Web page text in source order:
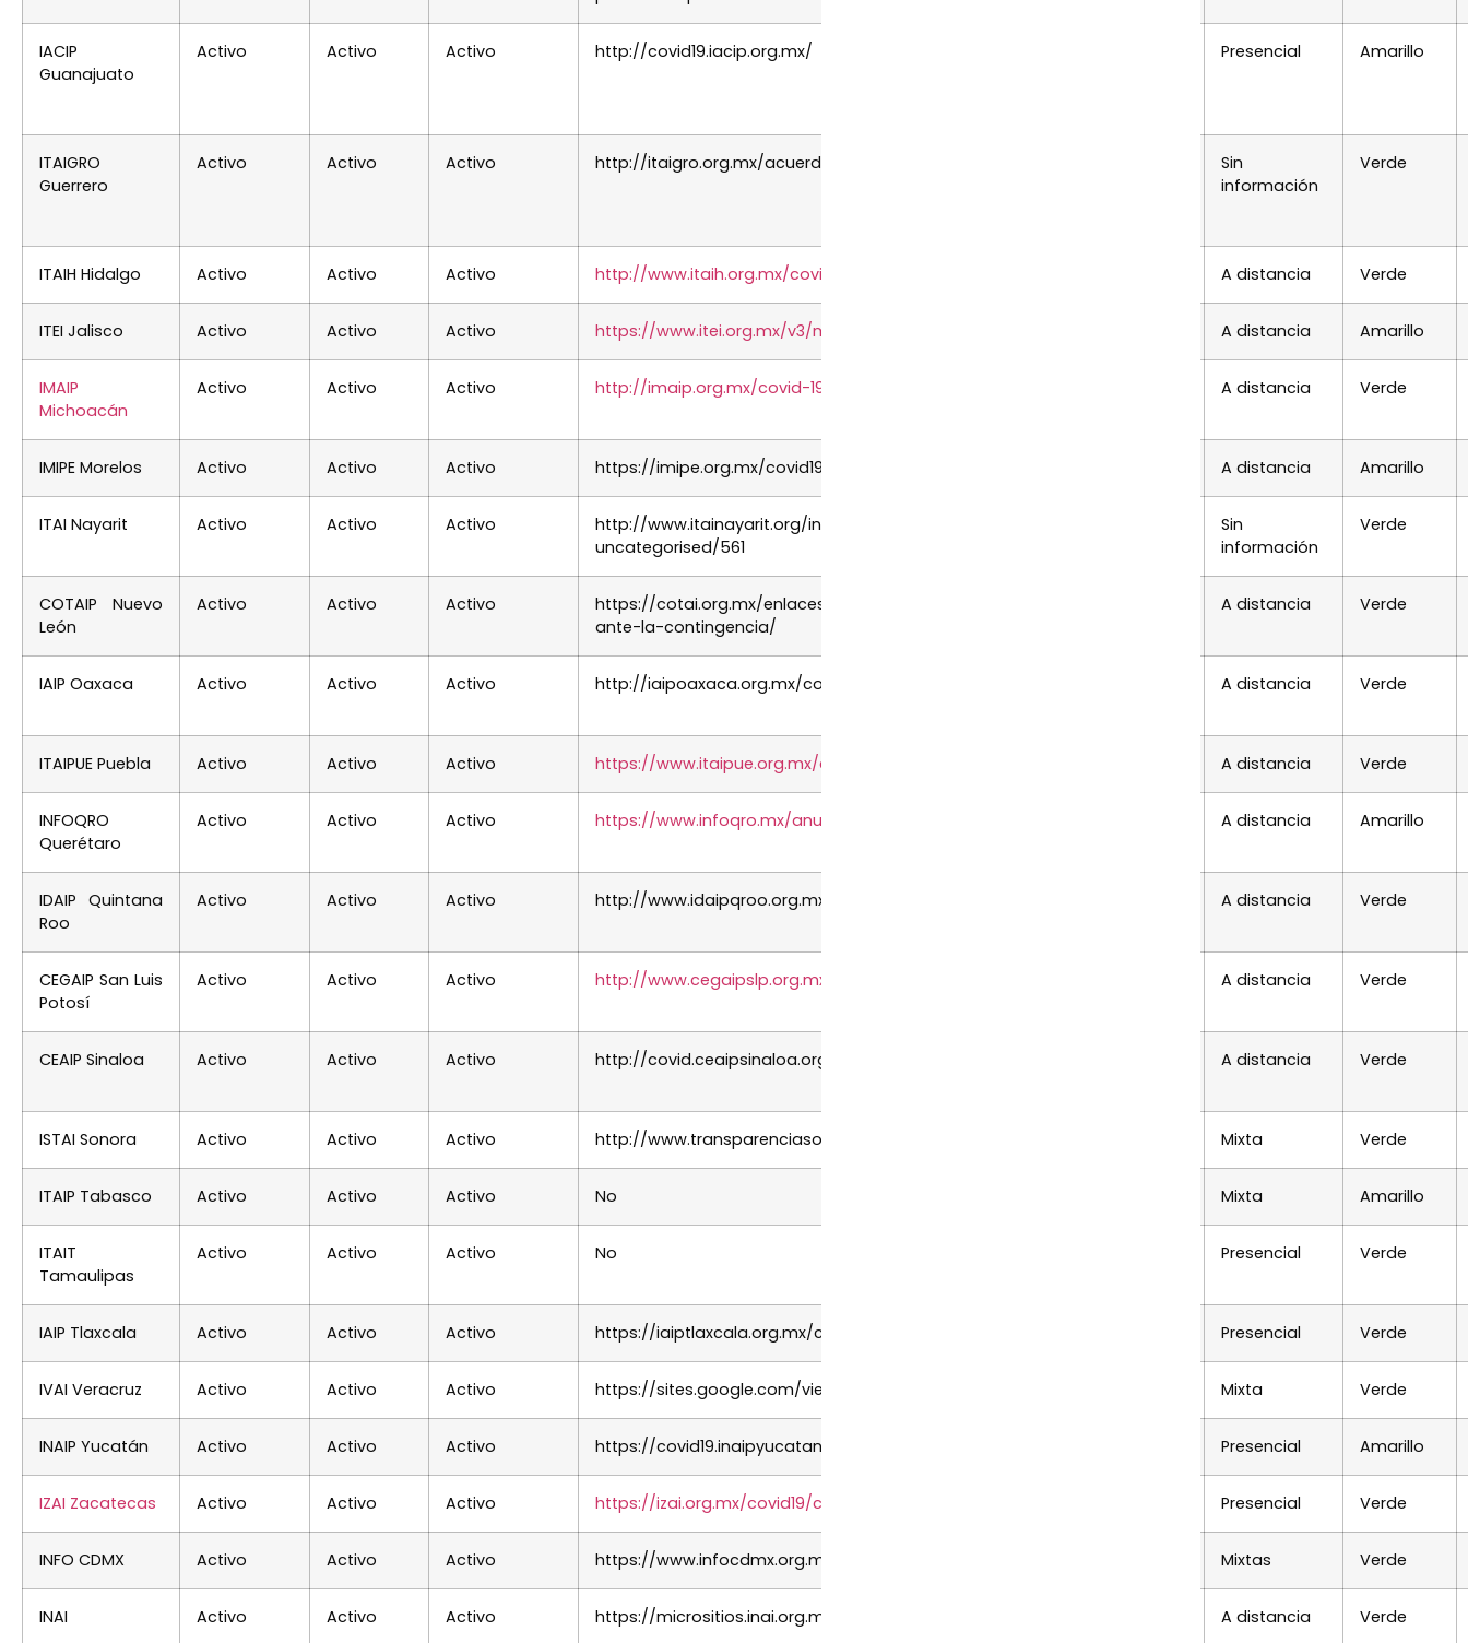
IACIP
Guanajuato
Activo Activo Activo http://covid19.iacip.org.mx/ Presencial Amarillo
ITAIGRO
Guerrero
Activo Activo Activo http://itaigro.org.mx/acuerdos-y-recomendaciones-covid-19/
Sin
información
Verde
ITAIH Hidalgo Activo Activo Activo http://www.itaih.org.mx/covid/index.html A distancia Verde
ITEI Jalisco Activo Activo Activo https://www.itei.org.mx/v3/micrositios/covid19/ A distancia Amarillo
IMAIP
Michoacán
Activo Activo Activo http://imaip.org.mx/covid-19/ A distancia Verde
IMIPE Morelos Activo Activo Activo https://imipe.org.mx/covid19 A distancia Amarillo
ITAI Nayarit Activo Activo Activo
http://www.itainayarit.org/index.php/component/content/article/2-
uncategorised/561
Sin
información
Verde
COTAIP Nuevo
León
Activo Activo Activo
https://cotai.org.mx/enlaces-institucionales-de-interes/transparencia-
ante-la-contingencia/
A distancia Verde
IAIP Oaxaca Activo Activo Activo http://iaipoaxaca.org.mx/covid19/ A distancia Verde
ITAIPUE Puebla Activo Activo Activo https://www.itaipue.org.mx/covid/ A distancia Verde
INFOQRO
Querétaro
Activo Activo Activo https://www.infoqro.mx/anuncios/index.html A distancia Amarillo
IDAIP Quintana
Roo
Activo Activo Activo http://www.idaipqroo.org.mx/covid19/ A distancia Verde
CEGAIP San Luis
Potosí
Activo Activo Activo http://www.cegaipslp.org.mx/FrontCEGAIP.nsf/Banner6?OpenPage A distancia Verde
CEAIP Sinaloa Activo Activo Activo http://covid.ceaipsinaloa.org.mx/ A distancia Verde
ISTAI Sonora Activo Activo Activo http://www.transparenciasonora.org/paginas/Servicios/contingencia.php Mixta Verde
ITAIP Tabasco Activo Activo Activo No Mixta Amarillo
ITAIT
Tamaulipas
Activo Activo Activo No Presencial Verde
IAIP Tlaxcala Activo Activo Activo https://iaiptlaxcala.org.mx/covid-19/ Presencial Verde
IVAI Veracruz Activo Activo Activo https://sites.google.com/view/ivai-covid19/inicio Mixta Verde
INAIP Yucatán Activo Activo Activo https://covid19.inaipyucatan.org.mx/ Presencial Amarillo
IZAI Zacatecas Activo Activo Activo https://izai.org.mx/covid19/category/informacion/ Presencial Verde
INFO CDMX Activo Activo Activo https://www.infocdmx.org.mx/covid19/inicio/ Mixtas Verde
INAI Activo Activo Activo https://micrositios.inai.org.mx/gobiernoabierto/?page_id=6775 A distancia Verde